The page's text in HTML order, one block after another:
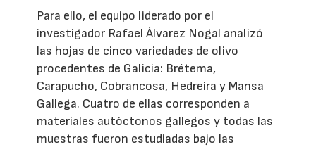
Para ello, el equipo liderado por el
investigador Rafael Álvarez Nogal analizó
las hojas de cinco variedades de olivo
procedentes de Galicia: Brétema,
Carapucho, Cobrancosa, Hedreira y Mansa
Gallega. Cuatro de ellas corresponden a
materiales autóctonos gallegos y todas las
muestras fueron estudiadas bajo las